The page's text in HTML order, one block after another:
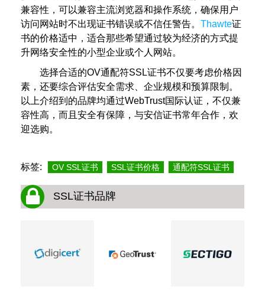
兼容性，可以兼容主流浏览器和操作系统，确保用户
访问网站时不出现证书错误或不信任警告。 Thawte证
书的价格适中，适合那些希望通过较为经济的方式提
升网络安全性的小型企业或个人网站。
选择合适的OV通配符SSL证书不仅要考虑价格因
素，还要综合评估安全需求、企业规模和预算限制。
以上介绍到的品牌均通过WebTrust国际认证，不仅兼
容性高，而且安全有保障，与安信证书常年合作，欢
迎选购。
标签: OV SSL证书 SSL证书价格 通配符SSL证书
SSL证书品牌